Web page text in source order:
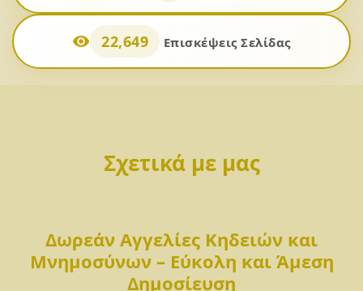
22,649 Επισκέψεις Σελίδας
Σχετικά με μας
Δωρεάν Αγγελίες Κηδειών και
Μνημοσύνων – Εύκολη και Άμεση
Δημοσίευση